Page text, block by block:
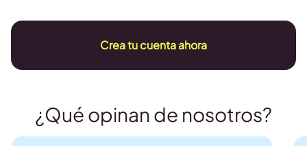
Crea tu cuenta ahora
¿Qué opinan de nosotros?